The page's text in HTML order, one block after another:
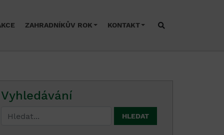
ZAHRADNÍKŮV ROK KONTAKT
Vyhledávání